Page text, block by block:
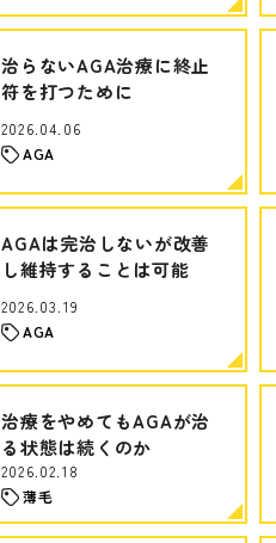
治らないAGA治療に終止
符を打つために
2026.04.06
AGA
AGAは完治しないが改善
し維持することは可能
2026.03.19
AGA
治療をやめてもAGAが治
る状態は続くのか
2026.02.18
薄毛